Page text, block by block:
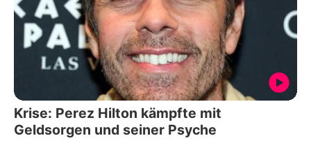
Krise: Perez Hilton kämpfte mit
Geldsorgen und seiner Psyche